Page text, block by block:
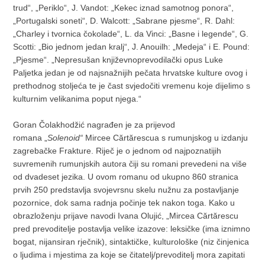
trud“, „Periklo“, J. Vandot: „Kekec iznad samotnog ponora“,
„Portugalski soneti“, D. Walcott: „Sabrane pjesme“, R. Dahl:
„Charley i tvornica čokolade“, L. da Vinci: „Basne i legende“, G.
Scotti: „Bio jednom jedan kralj“, J. Anouilh: „Medeja“ i E. Pound:
„Pjesme“. „Nepresušan književnoprevodilački opus Luke
Paljetka jedan je od najsnažnijih pečata hrvatske kulture ovog i
prethodnog stoljeća te je čast svjedočiti vremenu koje dijelimo s
kulturnim velikanima poput njega.“
Goran Čolakhodžić nagrađen je za prijevod
romana „Solenoid“ Mircee Cărtărescua s rumunjskog u izdanju
zagrebačke Frakture. Riječ je o jednom od najpoznatijih
suvremenih rumunjskih autora čiji su romani prevedeni na više
od dvadeset jezika. U ovom romanu od ukupno 860 stranica
prvih 250 predstavlja svojevrsnu skelu nužnu za postavljanje
pozornice, dok sama radnja počinje tek nakon toga. Kako u
obrazloženju prijave navodi Ivana Olujić, „Mircea Cărtărescu
pred prevoditelje postavlja velike izazove: leksičke (ima iznimno
bogat, nijansiran rječnik), sintaktičke, kulturološke (niz činjenica
o ljudima i mjestima za koje se čitatelj/prevoditelj mora zapitati